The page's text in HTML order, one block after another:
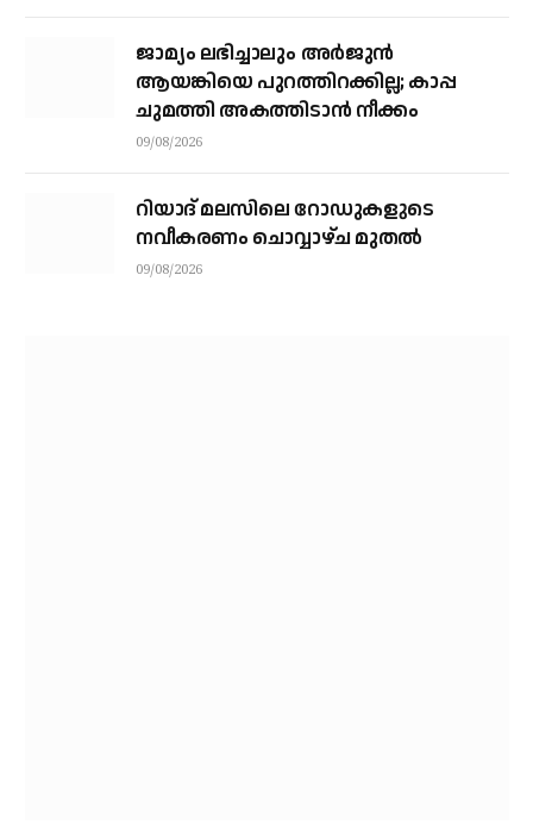
ജാമ്യം ലഭിച്ചാലും അര്‍ജുന്‍
ആയങ്കിയെ പുറത്തിറക്കില്ല; കാപ്പ
ചുമത്തി അകത്തിടാന്‍ നീക്കം
09/08/2026
റിയാദ് മലസിലെ റോഡുകളുടെ
നവീകരണം ചൊവ്വാഴ്ച മുതല്‍
09/08/2026